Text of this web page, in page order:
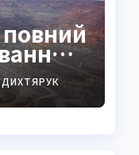
міста